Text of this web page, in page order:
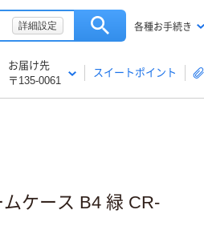
詳細設定 各種お手続き
お届け先
〒135-0061
スイートポイント
ケース B4 緑 CR-